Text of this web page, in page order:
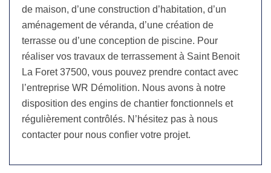
de maison, d’une construction d’habitation, d’un
aménagement de véranda, d’une création de
terrasse ou d’une conception de piscine. Pour
réaliser vos travaux de terrassement à Saint Benoit
La Foret 37500, vous pouvez prendre contact avec
l’entreprise WR Démolition. Nous avons à notre
disposition des engins de chantier fonctionnels et
régulièrement contrôlés. N’hésitez pas à nous
contacter pour nous confier votre projet.